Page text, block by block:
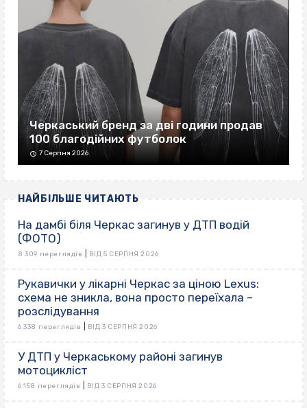
Черкаський бренд за дві години продав
100 благодійних футболок
7 Серпня 2026
НАЙБІЛЬШЕ ЧИТАЮТЬ
На дамбі біля Черкас загинув у ДТП водій
(ФОТО)
8 309 переглядів ВІД 5 СЕРПНЯ 2026
Рукавички у лікарні Черкас за ціною Lexus:
схема не зникла, вона просто переїхала –
розслідування
6 338 переглядів ВІД 3 СЕРПНЯ 2026
У ДТП у Черкаському районі загинув
мотоцикліст
6 158 переглядів ВІД 3 СЕРПНЯ 2026